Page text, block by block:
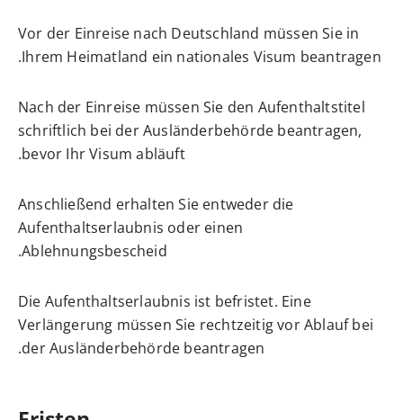
Vor der Einreise nach Deutschland müssen Sie in
Ihrem Heimatland ein nationales Visum beantragen.
Nach der Einreise müssen Sie den Aufenthaltstitel
schriftlich bei der Ausländerbehörde beantragen,
bevor Ihr Visum abläuft.
Anschließend erhalten Sie entweder die
Aufenthaltserlaubnis oder einen
Ablehnungsbescheid.
Die Aufenthaltserlaubnis ist befristet. Eine
Verlängerung müssen Sie rechtzeitig vor Ablauf bei
der Ausländerbehörde beantragen.